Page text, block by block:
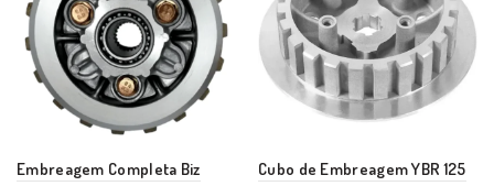
Embreagem Completa Biz
Cubo de Embreagem YBR 125